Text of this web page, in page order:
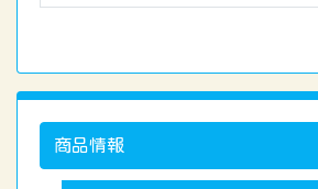
商品情報